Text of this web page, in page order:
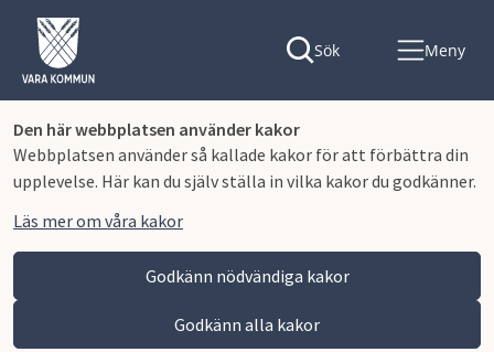
Den här webbplatsen använder kakor
Webbplatsen använder så kallade kakor för att förbättra din
upplevelse. Här kan du själv ställa in vilka kakor du godkänner.
Läs mer om våra kakor
Godkänn nödvändiga kakor
Godkänn alla kakor
Sök Meny
Vara kommun Kommun och politik Bo i Vara kommun